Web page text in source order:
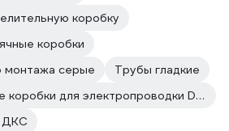
коробку
коробки
монтажа серые
Трубы гладкие
Распределительные коробки для электропроводки DKC
ДКС